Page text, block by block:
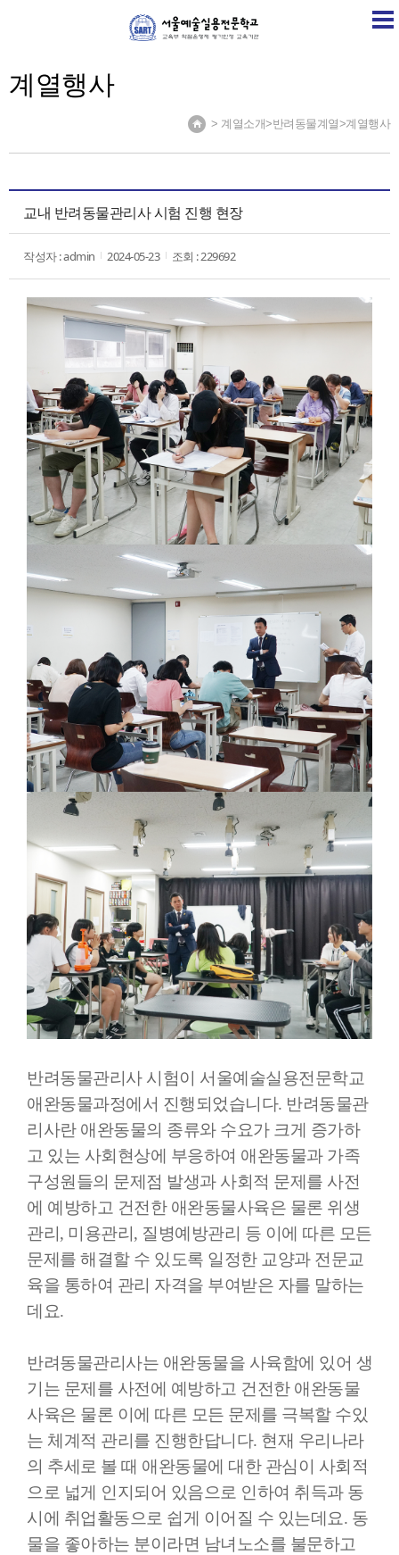
SART 학교소개
계열행사
> 계열소개>반려동물계열>계열행사
교내 반려동물관리사 시험 진행 현장
작성자 : admin 2024-05-23 조회 : 229692
반려동물관리사 시험이 서울예술실용전문학교
애완동물과정에서 진행되었습니다. 반려동물관
리사란 애완동물의 종류와 수요가 크게 증가하
고 있는 사회현상에 부응하여 애완동물과 가족
구성원들의 문제점 발생과 사회적 문제를 사전
에 예방하고 건전한 애완동물사육은 물론 위생
관리, 미용관리, 질병예방관리 등 이에 따른 모든
문제를 해결할 수 있도록 일정한 교양과 전문교
육을 통하여 관리 자격을 부여받은 자를 말하는
데요.
반려동물관리사는 애완동물을 사육함에 있어 생
기는 문제를 사전에 예방하고 건전한 애완동물
사육은 물론 이에 따른 모든 문제를 극복할 수있
는 체계적 관리를 진행한답니다. 현재 우리나라
의 추세로 볼 때 애완동물에 대한 관심이 사회적
으로 넓게 인지되어 있음으로 인하여 취득과 동
시에 취업활동으로 쉽게 이어질 수 있는데요. 동
물을 좋아하는 분이라면 남녀노소를 불문하고